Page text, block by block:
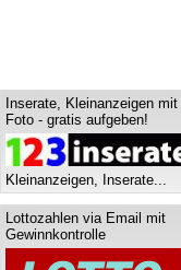
Inserate, Kleinanzeigen mit
Foto - gratis aufgeben!
Kleinanzeigen, Inserate...
Lottozahlen via Email mit
Gewinnkontrolle